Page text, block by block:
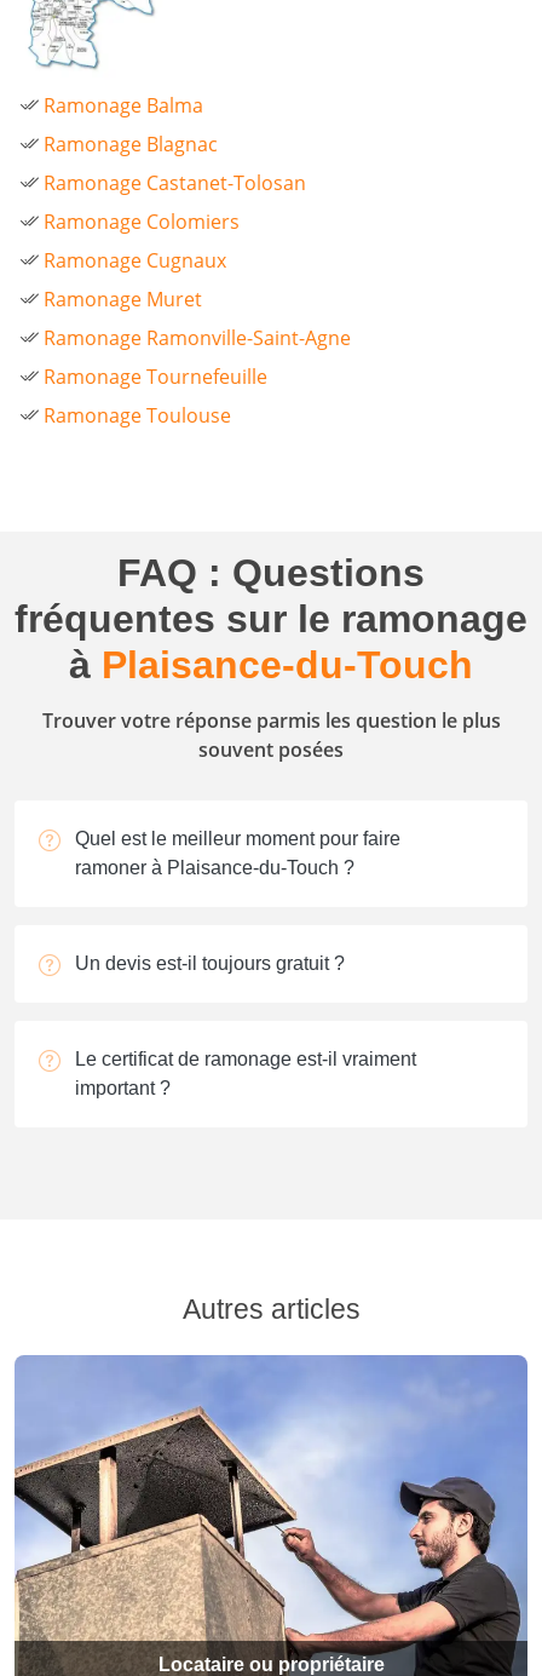
Ramonage Balma
Ramonage Blagnac
Ramonage Castanet-Tolosan
Ramonage Colomiers
Ramonage Cugnaux
Ramonage Muret
Ramonage Ramonville-Saint-Agne
Ramonage Tournefeuille
Ramonage Toulouse
FAQ : Questions
fréquentes sur le ramonage
à Plaisance-du-Touch
Trouver votre réponse parmis les question le plus
souvent posées
Quel est le meilleur moment pour faire
ramoner à Plaisance-du-Touch ?
Un devis est-il toujours gratuit ?
Le certificat de ramonage est-il vraiment
important ?
Autres articles
Locataire ou propriétaire